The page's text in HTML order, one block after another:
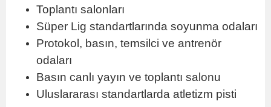
Toplantı salonları
Süper Lig standartlarında soyunma odaları
Protokol, basın, temsilci ve antrenör
odaları
Basın canlı yayın ve toplantı salonu
Uluslararası standartlarda atletizm pisti